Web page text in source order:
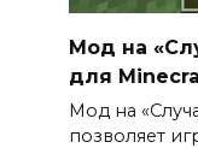
Мод на
для
Мод на
позволяет